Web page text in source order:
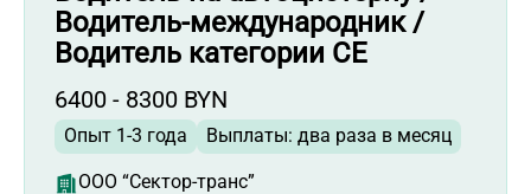
Водитель-международник /
Водитель категории СЕ
6400 - 8300 BYN
Опыт 1-3 года Выплаты: два раза в месяц
ООО “Сектор-транс”